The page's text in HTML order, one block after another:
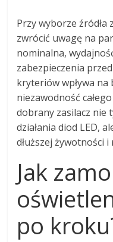
Przy wyborze
zwrócić uwagę na
nominalna,
zabezpieczenia
kryteriów wpływa
niezawodność
dobrany zasilacz nie
działania diod LED,
dłuższej żywotności
Jak
po